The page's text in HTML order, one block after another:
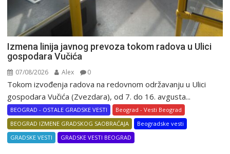
Izmena linija javnog prevoza tokom radova u Ulici
gospodara Vučića
07/08/2026 Alex 0
Tokom izvođenja radova na redovnom održavanju u Ulici
gospodara Vučića (Zvezdara), od 7. do 16. avgusta...
BEOGRAD - OSTALE GRADSKE VESTI
Beograd - Vesti Beograd
BEOGRAD IZMENE GRADSKOG SAOBRAĆAJA
Beogradske vesti
GRADSKE VESTI
GRADSKE VESTI BEOGRAD